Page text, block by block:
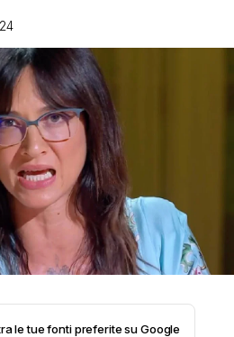
le tue fonti preferite su Google